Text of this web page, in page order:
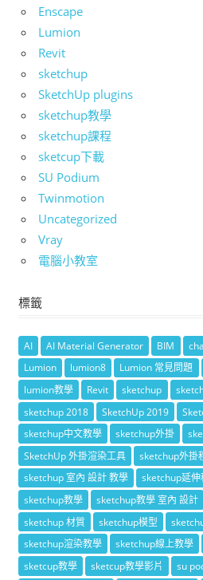
3D
Enscape
Lumion
Revit
sketchup
SketchUp plugins
sketchup教學
sketchup課程
sketcup下載
SU Podium
Twinmotion
Uncategorized
Vray
電腦小教室
標籤
AI AI Material Generator BIM
Lumion
lumion8 Lumion 常見問題
lumion教學
Revit sketchup
sketchup 2018
SketchUp 2019
sketchup中文教學
sketchup外掛
SketchUp 外掛渲染工具
sketchup外掛
sketchup 室內 設計 教學
sketchup延伸
sketchup教學
sketchup教學 室內 設計
sketchup 材質
sketchup模型
sketchup渲染教學
sketchup線上教學
sketcup教學
sketcup教學影片
su